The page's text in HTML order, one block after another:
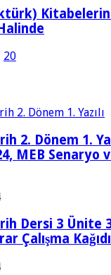
20
2. Dönem 1.
MEB Senaryo
Dersi 3 Ünite
Çalışma Kağıdı